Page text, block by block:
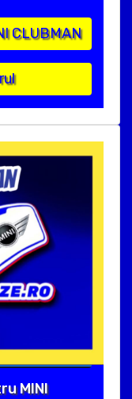
CLUBMAN
MINI